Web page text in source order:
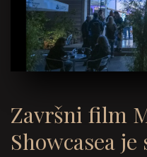
Završni film
Showcasea je